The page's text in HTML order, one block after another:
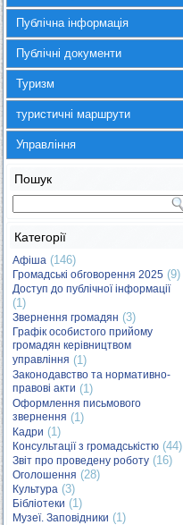
Публічна інформація
Публічні документи
Туризм
туристичні маршрути
Управління
Пошук
Категорії
Афіша (146)
Громадські обговорення 2025 (9)
Доступ до публічної інформації
(1)
Звернення громадян (3)
Графік особистого прийому
громадян керівництвом
управління (1)
Законодавство та нормативно-
правові акти (1)
Оформлення письмового
звернення (1)
Кадри (1)
Консультації з громадськістю (44)
Звіт про проведену роботу (16)
Оголошення (28)
Культура (3)
Бібліотеки (1)
Музеї. Заповідники (1)